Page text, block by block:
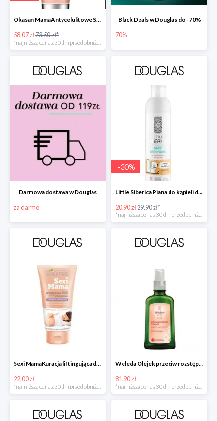
Okasan MamaAntycelulitowe Serum Nawilżające -20%
58.07 zł73.50 zł*
*najniższa cena z 30 dni przed obniżką
Black Deals w Douglas do -70%
70%
Darmowa dostawa w Douglas
za darmo
-30%
Little Siberica Piana do kąpieli dla dzieci -30%
20.90 zł29.90 zł*
Sexi MamaKuracja liftingująca do biustu w super cenie
22.00 zł
*najniższa cena z 30 dni przed obniżką
Weleda Olejek przeciw rozstępom
81.90 zł
*najniższa cena z 30 dni przed obniżką